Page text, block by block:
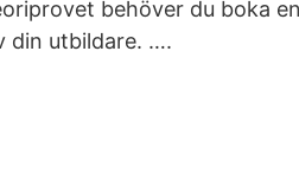
behöver du boka
din utbildare. ….